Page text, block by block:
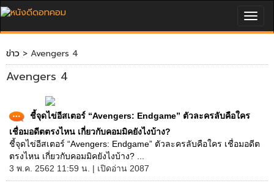
ข่าว > Avengers 4
Avengers 4
ชี้จุดไข่อีสเตอร์ “Avengers: Endgame” ตัวละครลับคือใคร
เชื่อมอดีตตรงไหน เกี่ยวกับคอมมิคยังไงบ้าง?
ชี้จุดไข่อีสเตอร์ “Avengers: Endgame” ตัวละครลับคือใคร เชื่อมอดีต
ตรงไหน เกี่ยวกับคอมมิคยังไงบ้าง? ...
3 พ.ค. 2562 11:59 น. | เปิดอ่าน 2087